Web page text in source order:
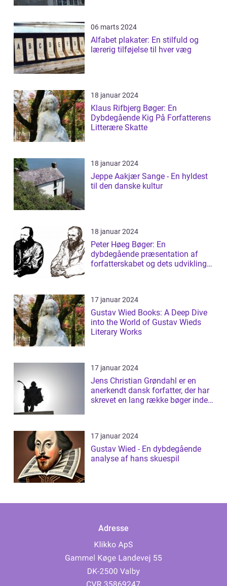
06 marts 2024
Alfabet plakater: En stilfuld og
lærerig tilføjelse til hver væg
18 januar 2024
Klaus Rifbjerg Bøger: En
Dybdegående Kig På Forfatterens
Litterære Skatte
18 januar 2024
Jeppe Aakjær Sange - En hyldest
til den danske kultur
18 januar 2024
Peter Høeg Bøger: En
dybdegående præsentation af
forfatterskabet og dets udvikling
17 januar 2024
Gustav Wied Books: A Deep Dive
into the World of Gustav Wieds
Literary Works
17 januar 2024
Jens Christian Grøndahl er en
anerkendt dansk forfatter, der har
skrevet en lang række bøger inden
17 januar 2024
Gustav Wied - En dybdegående
analyse af hans skuespil
Adresse